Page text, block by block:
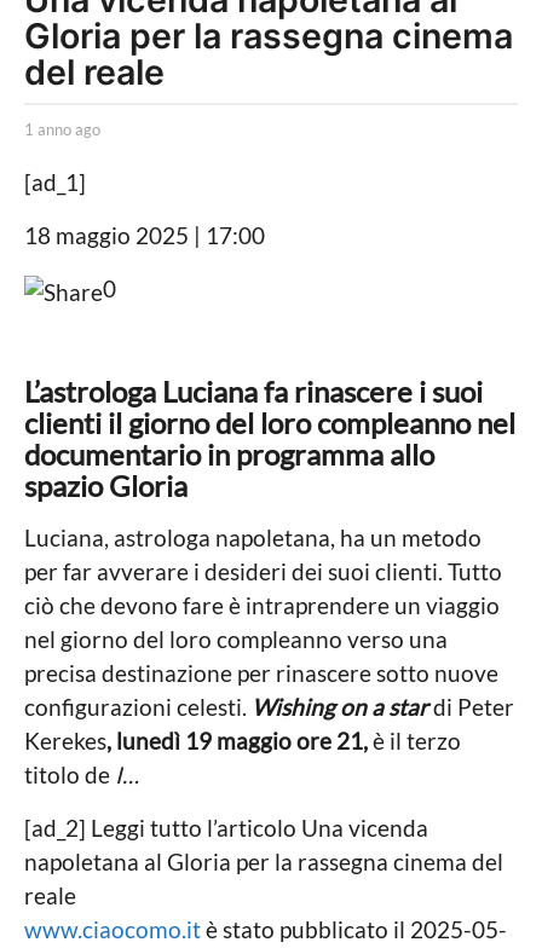
n
n
a
o
1
n
a
g
o
Gloria per la rassegna cinema
del reale
b
R
e
d
a
i
1 anno ago
a
o
[ad_1]
18 maggio 2025 | 17:00
0
L’astrologa Luciana fa rinascere i suoi
clienti il giorno del loro compleanno nel
documentario in programma allo
spazio Gloria
Luciana, astrologa napoletana, ha un metodo
per far avverare i desideri dei suoi clienti. Tutto
ciò che devono fare è intraprendere un viaggio
nel giorno del loro compleanno verso una
precisa destinazione per rinascere sotto nuove
configurazioni celesti. Wishing on a stardi Peter
Kerekes, lunedì 19 maggio ore 21,è il terzo
titolo de I…
[ad_2] Leggi tutto l’articolo Una vicenda
napoletana al Gloria per la rassegna cinema del
reale
www.ciaocomo.itè stato pubblicato il 2025-05-